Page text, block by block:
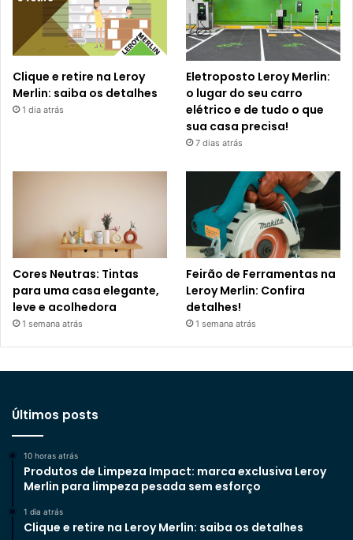
Clique e retire na Leroy
Merlin: saiba os detalhes
1 dia atrás
Eletroposto Leroy Merlin:
o lugar do seu carro
elétrico e de tudo o que
sua casa precisa!
7 dias atrás
Cores Neutras: Tintas
para uma casa elegante,
leve e acolhedora
1 semana atrás
Feirão de Ferramentas na
Leroy Merlin: Confira
detalhes!
1 semana atrás
Últimos posts
10 horas atrás
Produtos de Limpeza Impact: marca exclusiva Leroy
Merlin para limpeza pesada sem esforço
1 dia atrás
Clique e retire na Leroy Merlin: saiba os detalhes